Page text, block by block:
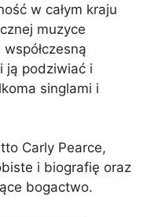
w całym kraju
muzyce
ją podziwiać i
singlami i
Carly Pearce,
i biografię oraz
bogactwo.